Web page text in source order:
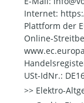
Internet:
Plattform der
Online-
USt-IdNr.:
Elektro-